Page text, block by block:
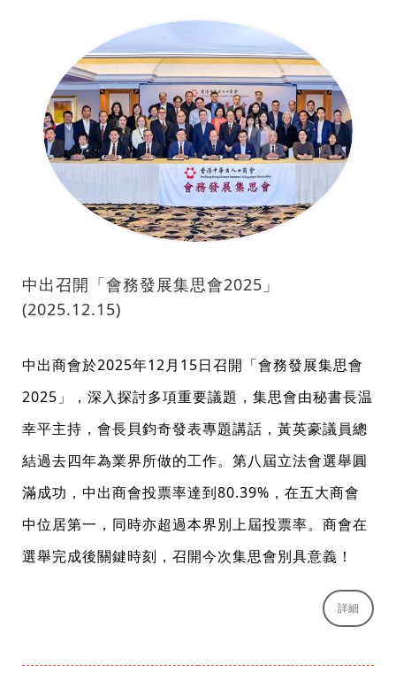
中出召開「會務發展集思會2025」
(2025.12.15)
中出商會於2025年12月15日召開「會務發展集思會
2025」，深入探討多項重要議題，集思會由秘書長温
幸平主持，會長貝鈞奇發表專題講話，黃英豪議員總
結過去四年為業界所做的工作。第八屆立法會選舉圓
滿成功，中出商會投票率達到80.39%，在五大商會
中位居第一，同時亦超過本界別上屆投票率。商會在
選舉完成後關鍵時刻，召開今次集思會別具意義！
詳細